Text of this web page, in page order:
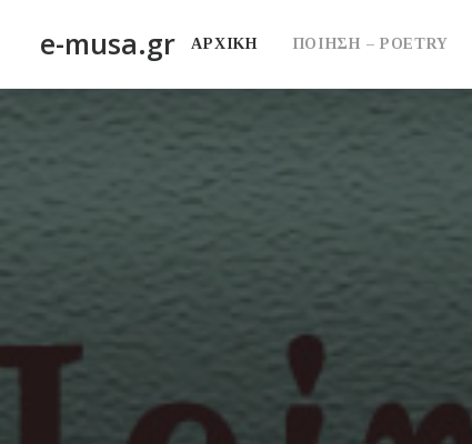
e-musa.gr ΑΡΧΙΚΗ ΠΟΙΗΣΗ – POETRY